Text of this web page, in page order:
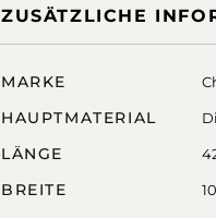
ZUSÄTZLICHE
MARKE
HAUPTMATERIAL
LÄNGE
BREITE